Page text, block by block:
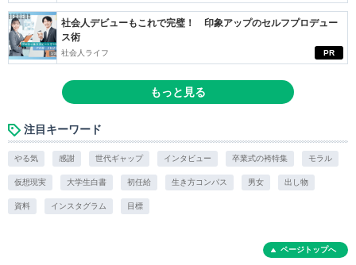
PR
社会人デビューもこれで完璧！ 印象アップのセルフプロデュー
ス術
社会人ライフ
もっと見る
注目キーワード
やる気 感謝 世代ギャップ インタビュー 卒業式の袴特集 モラル
仮想現実 大学生白書 初任給 生き方コンパス 男女 出し物
資料 インスタグラム 目標
ページトップへ